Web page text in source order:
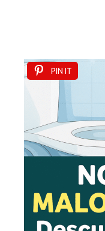
PIN IT